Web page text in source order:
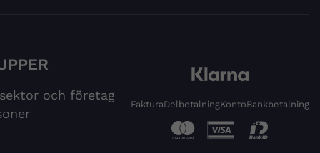
och företag
FakturaDelbetalningKontoBankbetalning